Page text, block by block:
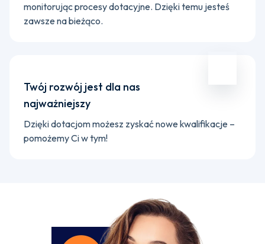
monitorując procesy dotacyjne. Dzięki temu jesteś
zawsze na bieżąco.
Twój rozwój jest dla nas
najważniejszy
Dzięki dotacjom możesz zyskać nowe kwalifikacje –
pomożemy Ci w tym!